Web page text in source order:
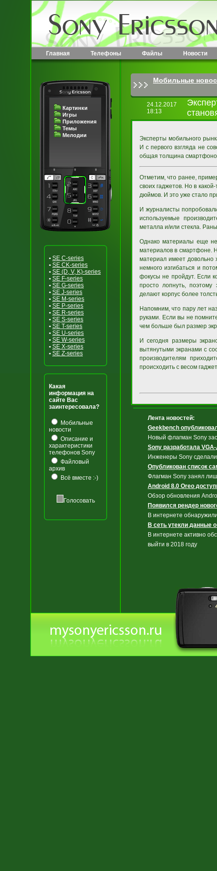
Главная Телефоны Файлы Новости
Картинки
Игры
Приложения
Темы
Мелодии
• SE C-series
• SE CK-series
• SE (D, V, K)-series
• SE F-series
• SE G-series
• SE J-series
• SE M-series
• SE P-series
• SE R-series
• SE S-series
• SE T-series
• SE U-series
• SE W-series
• SE X-series
• SE Z-series
Какая
информация на
сайте Вас
заинтересовала?
Мобильные
новости
Описание и
характеристики
телефонов Sony
Файловый
архив
Всё вместе :-)
Голосовать
Мобильные
24.12.2017
18:13
Эксперты мобильного
И с первого взгляда не
общая толщина
Отметим, что ранее,
своих гаджетов. Но в
дюймов. И это уже стало
И журналисты
используемые
металла и/или стекла.
Однако материалы еще не
материалов в смартфоне.
материал имеет довольно
немного изгибаться и
фокусы не пройдут. Если
просто лопнуть, поэтому
делают корпус более
Напомним, что пару лет
руками. Если вы не
чем больше был размер
И сегодня размеры
вытянутыми экранами с
производителям
происходить с весом
Лента новостей:
Geekbench
Новый флагман Sony
Sony разработала
Инженеры Sony
Опубликован список
Флагман Sony занял
Android 8.0 Oreo
Обзор обновления
Появился рендер
В интернете
В сеть утекли данные
В интернете активно
выйти в 2018 году